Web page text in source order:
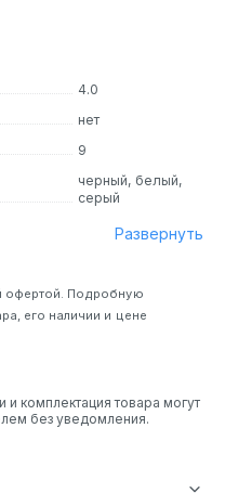
4.0
нет
9
черный, белый,
серый
Развернуть
офертой. Подробную
его наличии и цене
и комплектация товара могут
без уведомления.